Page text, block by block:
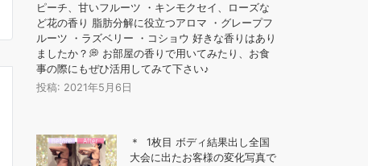
ピーチ、甘いフルーツ ・キンモクセイ、ローズな
ど花の香り ️脂肪分解に役立つアロマ ・グレープフ
ルーツ ・ラズベリー ・コショウ 好きな香りはあり
ましたか？💭 お部屋の香りで用いてみたり、お食
事の際にもぜひ活用してみて下さい♪
投稿: 2021年5月6日
＊ 1枚目 ボディ結果出し全国
大会に出たお客様の変化写真で